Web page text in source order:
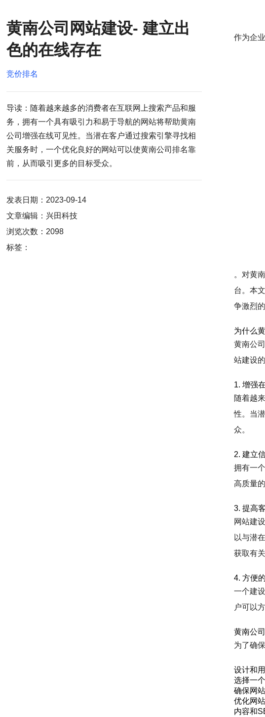
黄南公司网站建设- 建立出
色的在线存在
竞价排名
导读：随着越来越多的消费者在互联网上搜索产品和服
务，拥有一个具有吸引力和易于导航的网站将帮助黄南
公司增强在线可见性。当潜在客户通过搜索引擎寻找相
关服务时，一个优化良好的网站可以使黄南公司排名靠
前，从而吸引更多的目标受众。
发表日期：2023-09-14
文章编辑：兴田科技
浏览次数：2098
标签：
作为企
。对黄
台。本
争激烈
为什么
黄南公
站建设
1. 增强
随着越
性。当
众。
2. 建立
拥有一
高质量
3. 提高
网站建
以与潜
获取有
4. 方便
一个建
户可以
黄南公
为了确
设计和
选择一
确保网
优化网
内容和